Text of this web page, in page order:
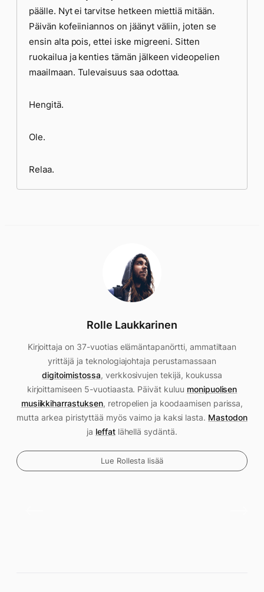
päälle. Nyt ei tarvitse hetkeen miettiä mitään.
Päivän kofeiiniannos on jäänyt väliin, joten se
ensin alta pois, ettei iske migreeni. Sitten
ruokailua ja kenties tämän jälkeen videopelien
maailmaan. Tulevaisuus saa odottaa.
Hengitä.
Ole.
Relaa.
Rolle Laukkarinen
Kirjoittaja on 37-vuotias elämäntapanörtti, ammatiltaan
yrittäjä ja teknologiajohtaja perustamassaan
digitoimistossa, verkkosivujen tekijä, koukussa
kirjoittamiseen 5-vuotiaasta. Päivät kuluu monipuolisen
musiikkiharrastuksen, retropelien ja koodaamisen parissa,
mutta arkea piristyttää myös vaimo ja kaksi lasta. Mastodon
ja leffatlähellä sydäntä.
Lue Rollesta lisää